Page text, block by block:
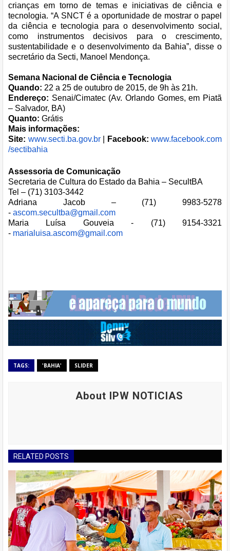
crianças em torno de temas e iniciativas de ciência e
tecnologia. “A SNCT é a oportunidade de mostrar o papel
da ciência e tecnologia para o desenvolvimento social,
como instrumentos decisivos para o crescimento,
sustentabilidade e o desenvolvimento da Bahia”, disse o
secretário da Secti, Manoel Mendonça.
Semana Nacional de Ciência e Tecnologia
Quando: 22 a 25 de outubro de 2015, de 9h às 21h.
Endereço: Senai/Cimatec (Av. Orlando Gomes, em Piatã
– Salvador, BA)
Quanto: Grátis
Mais informações:
Site: www.secti.ba.gov.br Facebook: www.facebook.com
/sectibahia
Assessoria de Comunicação
Secretaria de Cultura do Estado da Bahia – SecultBA
Tel – (71) 3103-3442
Adriana Jacob – (71) 9983-5278
- ascom.secultba@gmail.com
Maria Luísa Gouveia - (71) 9154-3321
- marialuisa.ascom@gmail.com
TAGS: 'BAHIA' SLIDER
About IPW NOTICIAS
RELATED POSTS